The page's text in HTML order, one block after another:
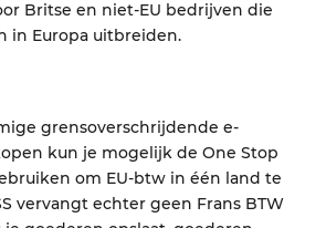
Britse en niet-EU bedrijven die
in Europa uitbreiden.
grensoverschrijdende e-
kun je mogelijk de One Stop
om EU-btw in één land te
vervangt echter geen Frans BTW